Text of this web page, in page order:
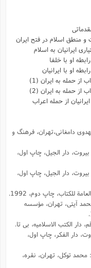
دامغانی،تهران، فرهنگ و
دار الجیل، چاپ اول،
دار الجیل، چاپ اول،
آیتی، تهران، مؤسسه
دار الفکر، چاپ اول،
توکل، تهران، نقره،